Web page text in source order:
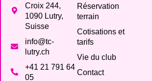
Croix 244,
1090 Lutry,
Suisse
info@tc-
lutry.ch
+41 21 791 64
05
Réservation
terrain
Cotisations et
tarifs
Vie du club
Contact